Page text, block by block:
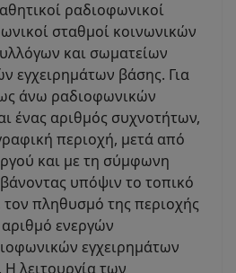
ραδιοφωνικοί
σταθμοί κοινωνικών
και σωματείων
εγχειρημάτων βάσης. Για
άνω ραδιοφωνικών
ένας αριθμός συχνοτήτων,
περιοχή, μετά από
και με τη σύμφωνη
υπόψιν το τοπικό
πληθυσμό της περιοχής
ενεργών
εγχειρημάτων
λειτουργία των